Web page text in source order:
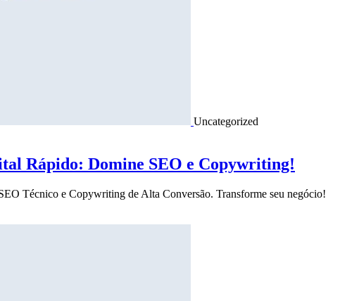
Uncategorized
Rápido: Domine SEO e Copywriting!
Técnico e Copywriting de Alta Conversão. Transforme seu negócio!